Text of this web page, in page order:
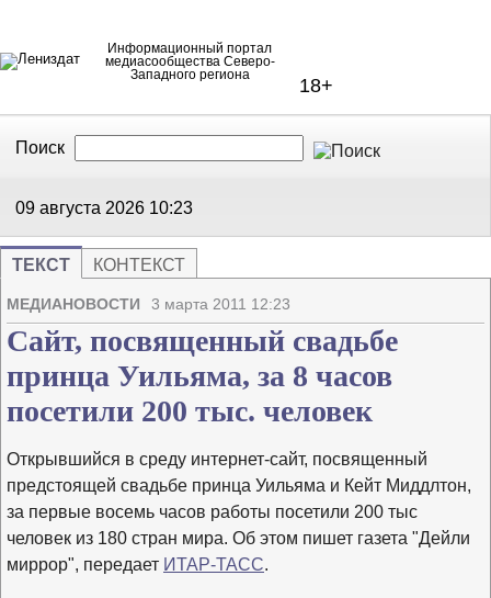
Информационный портал
медиасообщества Северо-
Западного региона
18+
Поиск
09 августа 2026 10:23
ТЕКСТ КОНТЕКСТ
МЕДИАНОВОСТИ 3 марта 2011 12:23
Сайт, посвященный свадьбе
принца Уильяма, за 8 часов
посетили 200 тыс. человек
Открывшийся в среду интернет-сайт, посвященный
предстоящей свадьбе принца Уильяма и Кейт Миддлтон,
за первые восемь часов работы посетили 200 тыс
человек из 180 стран мира. Об этом пишет газета "Дейли
миррор", передает ИТАР-ТАСС.